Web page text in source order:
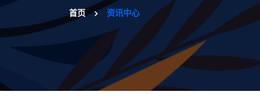
首页 资讯中心